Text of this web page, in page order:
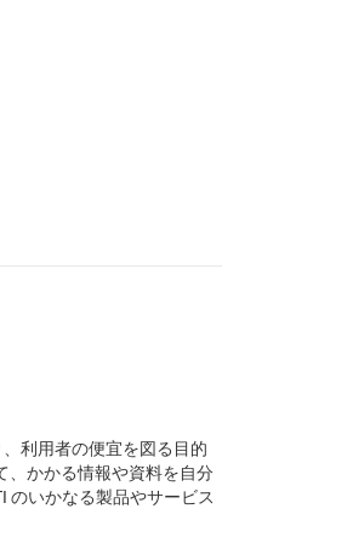
利用者の便宜を図る目的
、かかる情報や資料を自分
のいかなる製品やサービス